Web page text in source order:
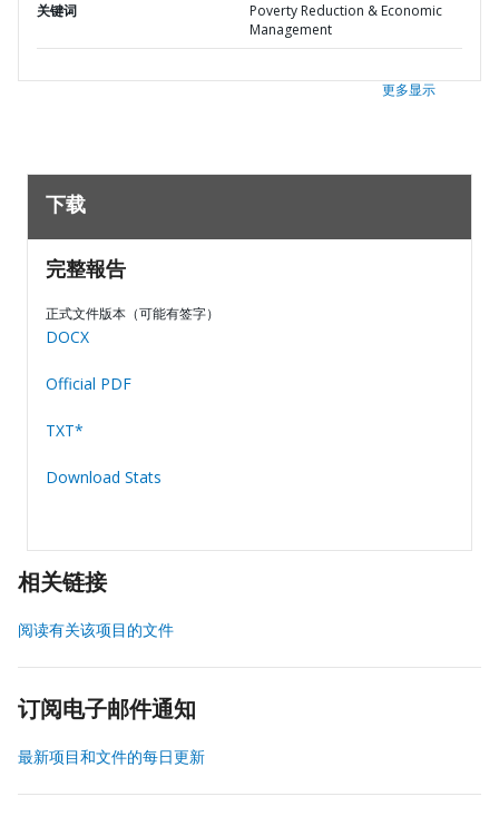
关键词
Poverty Reduction & Economic
Management
更多显示
下载
完整報告
正式文件版本（可能有签字）
DOCX
Official PDF
TXT*
Download Stats
相关链接
阅读有关该项目的文件
订阅电子邮件通知
最新项目和文件的每日更新